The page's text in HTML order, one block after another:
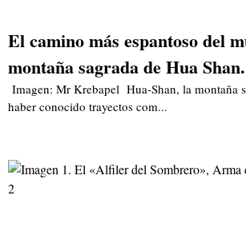
El camino más espantoso del
montaña sagrada de Hua
Imagen: Mr Krebapel Hua-Shan, la montaña
haber conocido trayectos com...